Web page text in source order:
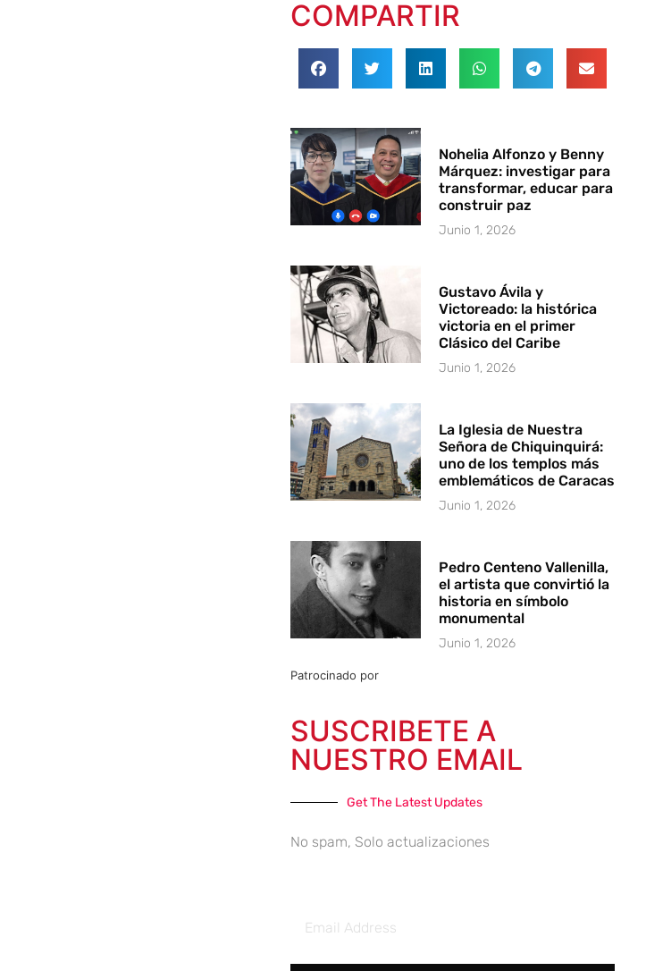
COMPARTIR
Nohelia Alfonzo y Benny
Márquez: investigar para
transformar, educar para
construir paz
Junio 1, 2026
Gustavo Ávila y
Victoreado: la histórica
victoria en el primer
Clásico del Caribe
Junio 1, 2026
La Iglesia de Nuestra
Señora de Chiquinquirá:
uno de los templos más
emblemáticos de Caracas
Junio 1, 2026
Pedro Centeno Vallenilla,
el artista que convirtió la
historia en símbolo
monumental
Junio 1, 2026
Patrocinado por
SUSCRIBETE A
NUESTRO EMAIL
Get The Latest Updates
No spam, Solo actualizaciones